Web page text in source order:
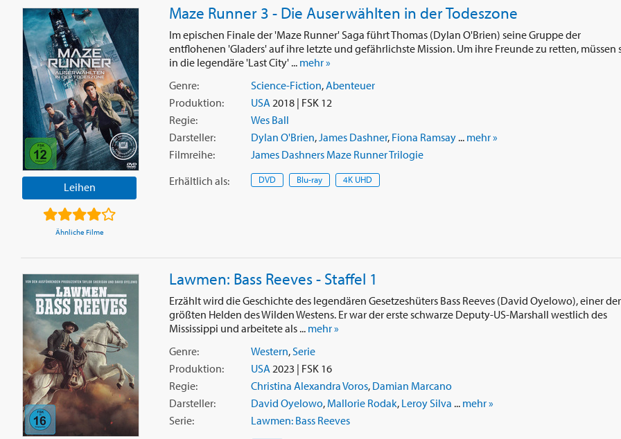
Leihen
Ähnliche Filme
Maze Runner 3 - Die Auserwählten in der Todeszone
Im epischen Finale der 'Maze Runner' Saga führt Thomas (Dylan O'Brien) seine Gruppe der
entflohenen 'Gladers' auf ihre letzte und gefährlichste Mission. Um ihre Freunde zu retten, müssen
in die legendäre 'Last City' ... mehr »
Genre:
Science-Fiction,Abenteuer
Produktion:
USA 2018 | FSK 12
Regie:
Wes Ball
Darsteller:
Dylan O'Brien,James Dashner, Fiona Ramsay... mehr »
Filmreihe:
James Dashners Maze Runner Trilogie
Erhältlich als: DVD Blu-ray 4K UHD
Lawmen: Bass Reeves - Staffel 1
Erzählt wird die Geschichte des legendären Gesetzeshüters Bass Reeves (David Oyelowo), einer der
größten Helden des Wilden Westens. Er war der erste schwarze Deputy-US-Marshall westlich des
Mississippi und arbeitete als ... mehr »
Genre:
Western, Serie
Produktion:
USA 2023 | FSK 16
Regie:
Christina Alexandra Voros, Damian Marcano
Darsteller:
David Oyelowo, Mallorie Rodak, Leroy Silva ... mehr »
Serie:
Lawmen: Bass Reeves